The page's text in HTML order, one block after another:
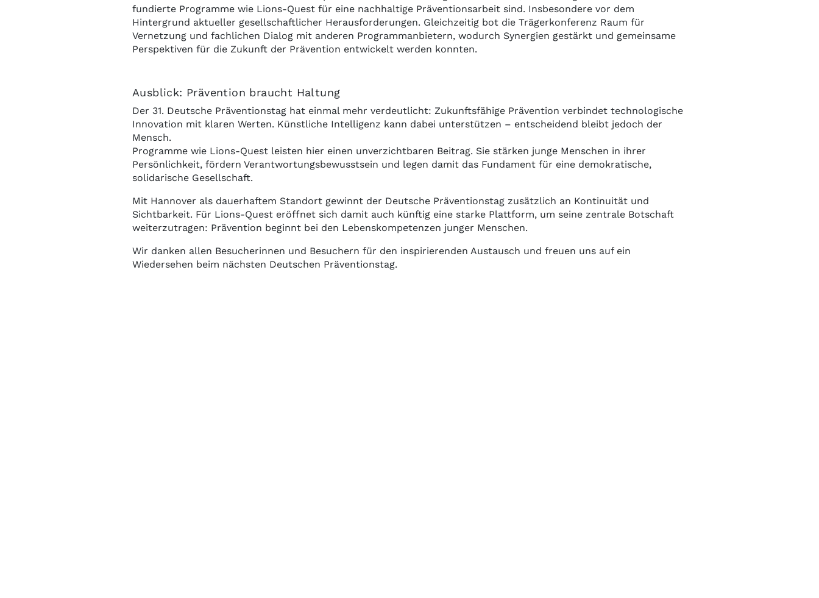
fundierte Programme wie Lions-Quest für eine nachhaltige Präventionsarbeit sind. Insbesondere vor dem
Hintergrund aktueller gesellschaftlicher Herausforderungen. Gleichzeitig bot die Trägerkonferenz Raum für
Vernetzung und fachlichen Dialog mit anderen Programmanbietern, wodurch Synergien gestärkt und gemeinsame
Perspektiven für die Zukunft der Prävention entwickelt werden konnten.
Ausblick: Prävention braucht Haltung
Der 31. Deutsche Präventionstag hat einmal mehr verdeutlicht: Zukunftsfähige Prävention verbindet technologische
Innovation mit klaren Werten. Künstliche Intelligenz kann dabei unterstützen – entscheidend bleibt jedoch der
Mensch.
Programme wie Lions-Quest leisten hier einen unverzichtbaren Beitrag. Sie stärken junge Menschen in ihrer
Persönlichkeit, fördern Verantwortungsbewusstsein und legen damit das Fundament für eine demokratische,
solidarische Gesellschaft.
Mit Hannover als dauerhaftem Standort gewinnt der Deutsche Präventionstag zusätzlich an Kontinuität und
Sichtbarkeit. Für Lions-Quest eröffnet sich damit auch künftig eine starke Plattform, um seine zentrale Botschaft
weiterzutragen: Prävention beginnt bei den Lebenskompetenzen junger Menschen.
Wir danken allen Besucherinnen und Besuchern für den inspirierenden Austausch und freuen uns auf ein
Wiedersehen beim nächsten Deutschen Präventionstag.